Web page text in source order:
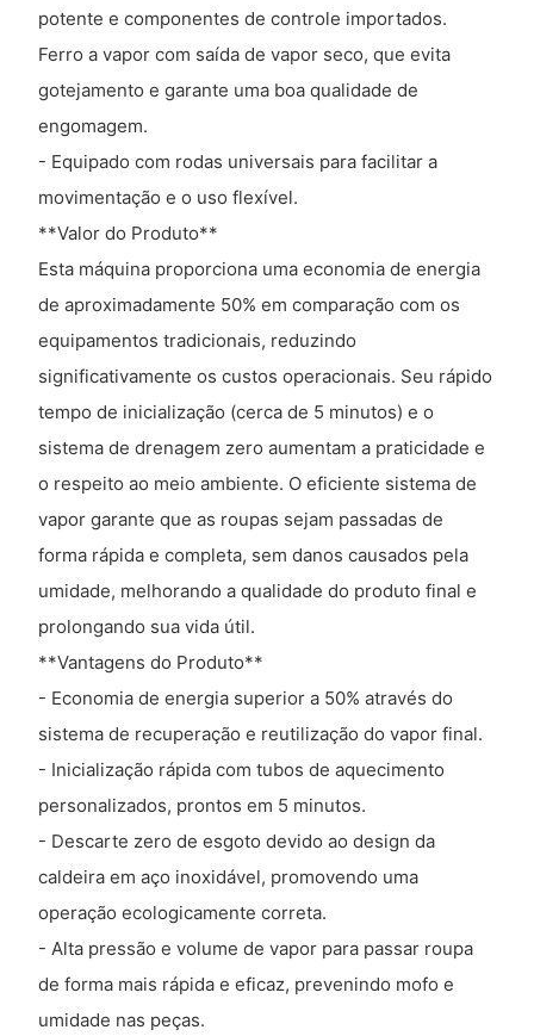
potente e componentes de controle importados.
Ferro a vapor com saída de vapor seco, que evita
gotejamento e garante uma boa qualidade de
engomagem.
- Equipado com rodas universais para facilitar a
movimentação e o uso flexível.
**Valor do Produto**
Esta máquina proporciona uma economia de energia
de aproximadamente 50% em comparação com os
equipamentos tradicionais, reduzindo
significativamente os custos operacionais. Seu rápido
tempo de inicialização (cerca de 5 minutos) e o
sistema de drenagem zero aumentam a praticidade e
o respeito ao meio ambiente. O eficiente sistema de
vapor garante que as roupas sejam passadas de
forma rápida e completa, sem danos causados ​​pela
umidade, melhorando a qualidade do produto final e
prolongando sua vida útil.
**Vantagens do Produto**
- Economia de energia superior a 50% através do
sistema de recuperação e reutilização do vapor final.
- Inicialização rápida com tubos de aquecimento
personalizados, prontos em 5 minutos.
- Descarte zero de esgoto devido ao design da
caldeira em aço inoxidável, promovendo uma
operação ecologicamente correta.
- Alta pressão e volume de vapor para passar roupa
de forma mais rápida e eficaz, prevenindo mofo e
umidade nas peças.